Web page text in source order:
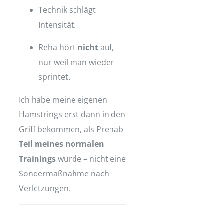
Technik schlägt
Intensität.
Reha hört nichtauf,
nur weil man wieder
sprintet.
Ich habe meine eigenen
Hamstrings erst dann in den
Griff bekommen, als Prehab
Teil meines normalen
Trainingswurde – nicht eine
Sondermaßnahme nach
Verletzungen.